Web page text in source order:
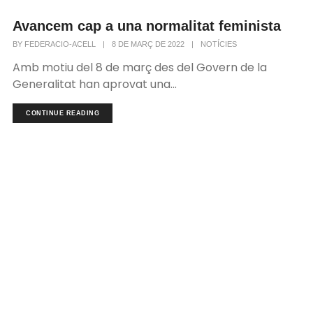
Avancem cap a una normalitat feminista
BY FEDERACIO-ACELL | 8 DE MARÇ DE 2022 | NOTÍCIES
Amb motiu del 8 de març des del Govern de la
Generalitat han aprovat una...
CONTINUE READING